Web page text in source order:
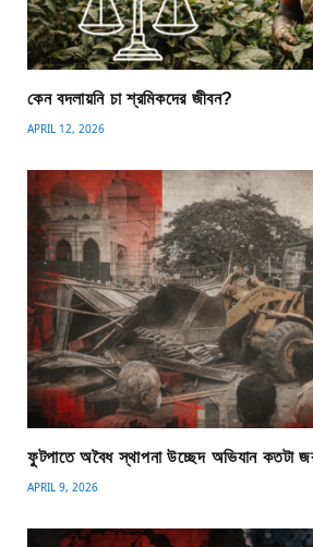
কেন বদলায়নি চা শ্রমিকদের জীবন?
APRIL 12, 2026
ফুটপাতে অবৈধ স্থাপনা উচ্ছেদ অভিযান কতটা
APRIL 9, 2026